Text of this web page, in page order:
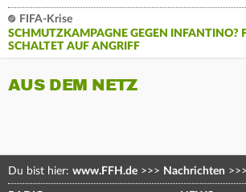
FIFA-Krise
SCHMUTZKAMPAGNE GEGEN INFANTINO?
SCHALTET AUF ANGRIFF
AUS DEM NETZ
Du bist hier: www.FFH.de >>> Nachrichten >>>